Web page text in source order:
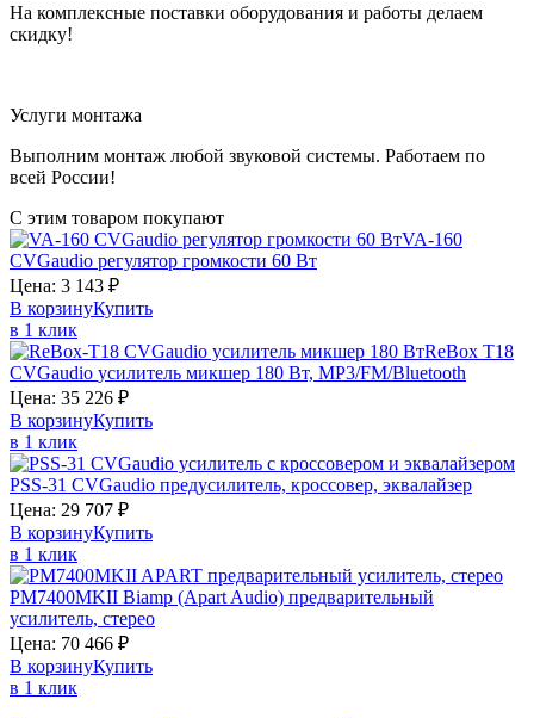
На комплексные поставки оборудования и работы делаем
скидку!
Услуги монтажа
Выполним монтаж любой звуковой системы. Работаем по
всей России!
С этим товаром покупают
VA-160
CVGaudio регулятор громкости 60 Вт
Цена: 3 143 ₽
В корзинуКупить
в 1 клик
ReBox T18
CVGaudio усилитель микшер 180 Вт, MP3/FM/Bluetooth
Цена: 35 226 ₽
В корзинуКупить
в 1 клик
PSS-31 CVGaudio предусилитель, кроссовер, эквалайзер
Цена: 29 707 ₽
В корзинуКупить
в 1 клик
PM7400MKII Biamp (Apart Audio) предварительный
усилитель, стерео
Цена: 70 466 ₽
В корзинуКупить
в 1 клик